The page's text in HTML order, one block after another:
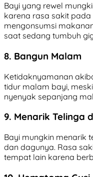
Bayi yang rewel
karena rasa sakit pada
mengonsumsi
saat sedang tumbuh
8. Bangun Malam
Ketidaknyamanan
tidur malam bayi,
nyenyak sepanjang
9. Menarik Telinga
Bayi mungkin menarik
dan dagunya. Rasa
tempat lain karena